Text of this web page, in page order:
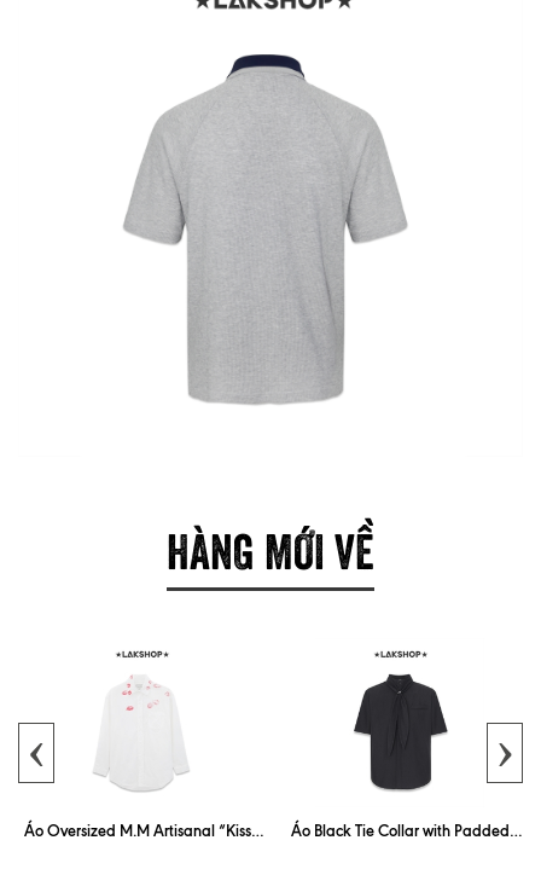
HÀNG MỚI VỀ
Áo Oversized M.M Artisanal “Kiss”
Áo Black Tie Collar with Padded
‹ ›